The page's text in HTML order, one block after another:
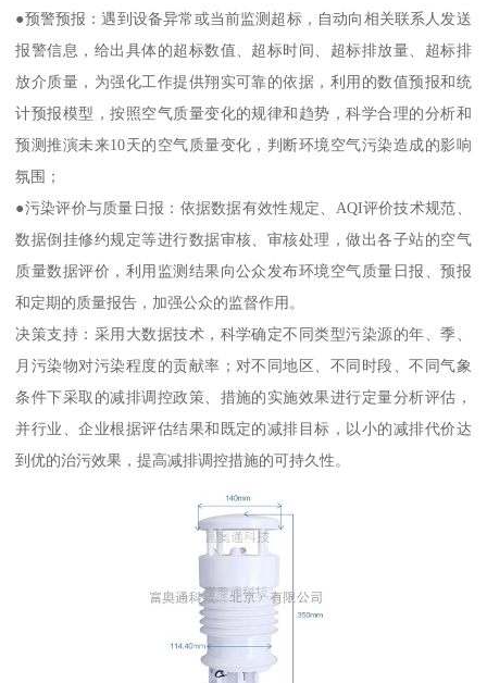
●预警预报：遇到设备异常或当前监测超标，自动向相关联系人发送
报警信息，给出具体的超标数值、超标时间、超标排放量、超标排
放介质量，为强化工作提供翔实可靠的依据，利用的数值预报和统
计预报模型，按照空气质量变化的规律和趋势，科学合理的分析和
预测推演未来10天的空气质量变化，判断环境空气污染造成的影响
氛围；
●污染评价与质量日报：依据数据有效性规定、AQI评价技术规范、
数据倒挂修约规定等进行数据审核、审核处理，做出各子站的空气
质量数据评价，利用监测结果向公众发布环境空气质量日报、预报
和定期的质量报告，加强公众的监督作用。
决策支持：采用大数据技术，科学确定不同类型污染源的年、季、
月污染物对污染程度的贡献率；对不同地区、不同时段、不同气象
条件下采取的减排调控政策、措施的实施效果进行定量分析评估，
并行业、企业根据评估结果和既定的减排目标，以小的减排代价达
到优的治污效果，提高减排调控措施的可持久性。